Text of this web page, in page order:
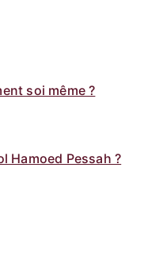
soi même ?
Hamoed Pessah ?